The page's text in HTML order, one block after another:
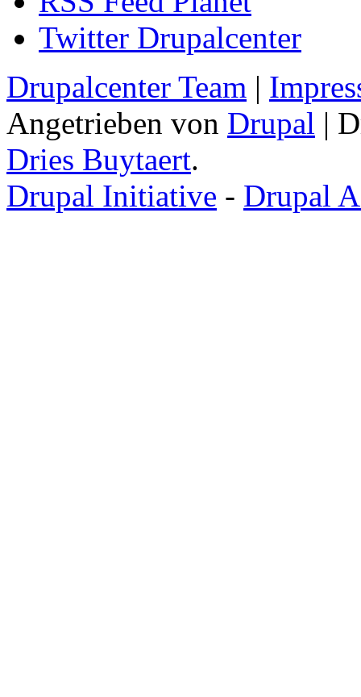
Twitter Drupalcenter
Drupalcenter Team |
Angetrieben von Drupal |
Dries Buytaert.
Drupal Initiative - Drupal